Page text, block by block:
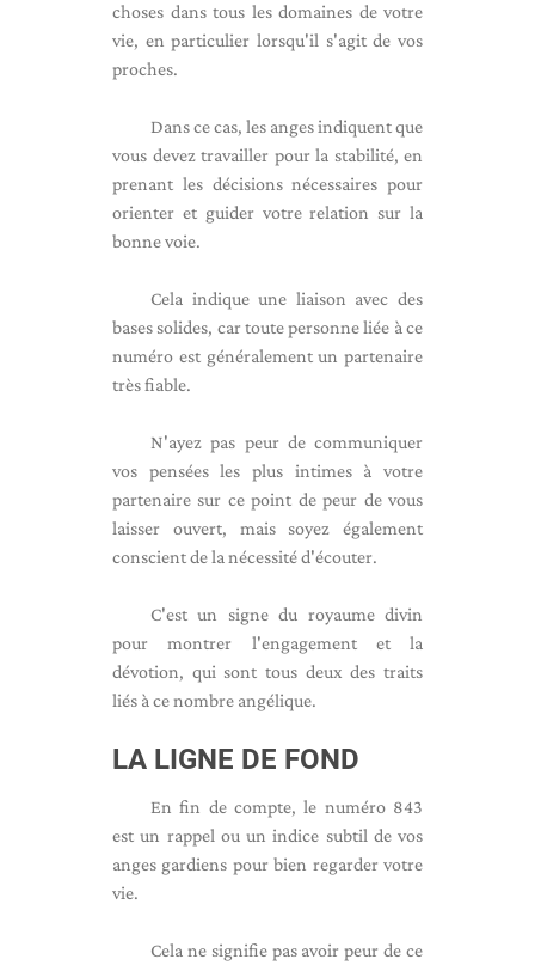
choses dans tous les domaines de votre
vie, en particulier lorsqu'il s'agit de vos
proches.
Dans ce cas, les anges indiquent que
vous devez travailler pour la stabilité, en
prenant les décisions nécessaires pour
orienter et guider votre relation sur la
bonne voie.
Cela indique une liaison avec des
bases solides, car toute personne liée à ce
numéro est généralement un partenaire
très fiable.
N'ayez pas peur de communiquer
vos pensées les plus intimes à votre
partenaire sur ce point de peur de vous
laisser ouvert, mais soyez également
conscient de la nécessité d'écouter.
C'est un signe du royaume divin
pour montrer l'engagement et la
dévotion, qui sont tous deux des traits
liés à ce nombre angélique.
LA LIGNE DE FOND
En fin de compte, le numéro 843
est un rappel ou un indice subtil de vos
anges gardiens pour bien regarder votre
vie.
Cela ne signifie pas avoir peur de ce